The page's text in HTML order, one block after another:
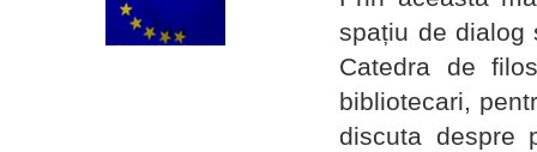
spațiu de dialog
Catedra de
bibliotecari,
discuta despre